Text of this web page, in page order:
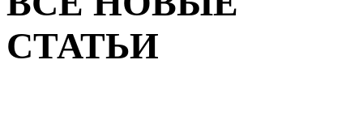
СТАТЬИ